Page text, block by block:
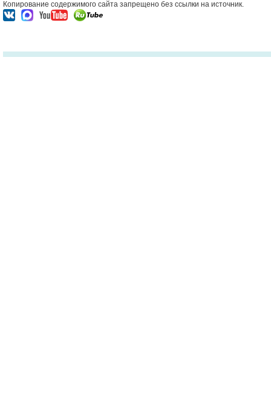
Копирование содержимого сайта запрещено без ссылки на источник.